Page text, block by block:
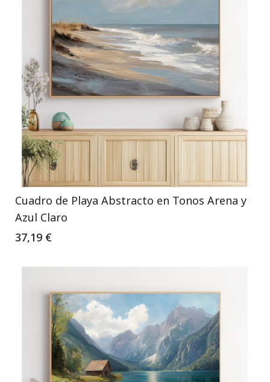
Cuadro de Playa Abstracto en Tonos Arena y
Azul Claro
37,19 €